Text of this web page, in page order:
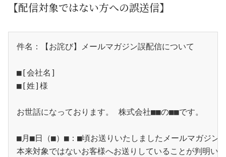
【配信対象ではない方への誤送信】
件名：【お詫び】メールマガジン誤配信について
■[会社名]
■[姓]様
お世話になっております。 株式会社■■の■■です。
■月■日（■）■：■頃お送りいたしましたメールマガジン
本来対象ではないお客様へお送りしていることが判明い